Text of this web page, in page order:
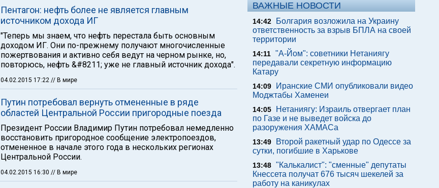
Пентагон: нефть более не является главным
источником дохода ИГ
"Теперь мы знаем, что нефть перестала быть основным
доходом ИГ. Они по-прежнему получают многочисленные
пожертвования и активно себя ведут на черном рынке, но,
повторюсь, нефть &#8211; уже не главный источник дохода".
04.02.2015 17:22 // В мире
Путин потребовал вернуть отмененные в ряде
областей Центральной России пригородные поезда
Президент России Владимир Путин потребовал немедленно
восстановить пригородное сообщение электропоездов,
отмененное в начале этого года в нескольких регионах
Центральной России.
04.02.2015 16:30 // В мире
ВАЖНЫЕ НОВОСТИ
14:42
Болгария возложила на Украину
ответственность за взрыв БПЛА на своей
территории
14:11 "А-Йом": советники Нетаниягу
передавали секретную информацию
Катару
14:09
Иранские СМИ опубликовали видео
Моджтабы Хаменеи
14:05
Нетаниягу: Израиль отвергает план
по Газе и не выведет войска до
разоружения ХАМАСа
13:49
Второй ракетный удар по Одессе за
сутки, погибшие в Харькове
13:48 "Калькалист": "сменные" депутаты
Кнессета получат 676 тысяч шекелей за
работу на каникулах